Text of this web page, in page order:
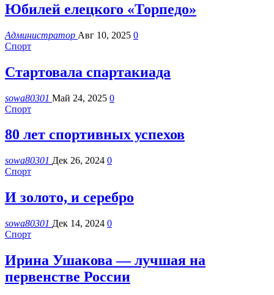
Юбилей елецкого «Торпедо»
Администратор Авг 10, 2025 0
Спорт
Стартовала спартакиада
sowa80301 Май 24, 2025 0
Спорт
80 лет спортивных успехов
sowa80301 Дек 26, 2024 0
Спорт
И золото, и серебро
sowa80301 Дек 14, 2024 0
Спорт
Ирина Ушакова — лучшая на
первенстве России